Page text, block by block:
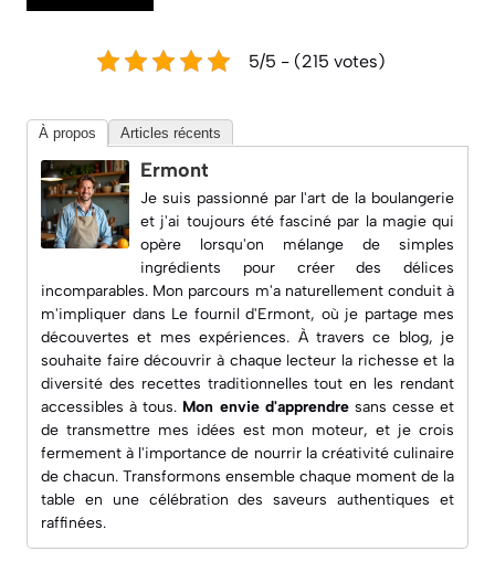
5/5 - (215 votes)
À propos Articles récents
Ermont
Je suis passionné par l'art de la boulangerie
et j'ai toujours été fasciné par la magie qui
opère lorsqu'on mélange de simples
ingrédients pour créer des délices
incomparables. Mon parcours m'a naturellement conduit à
m'impliquer dans Le fournil d'Ermont, où je partage mes
découvertes et mes expériences. À travers ce blog, je
souhaite faire découvrir à chaque lecteur la richesse et la
diversité des recettes traditionnelles tout en les rendant
accessibles à tous. Mon envie d'apprendresans cesse et
de transmettre mes idées est mon moteur, et je crois
fermement à l'importance de nourrir la créativité culinaire
de chacun. Transformons ensemble chaque moment de la
table en une célébration des saveurs authentiques et
raffinées.